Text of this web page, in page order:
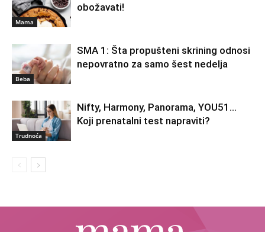
Mama
obožavati!
Beba
SMA 1: Šta propušteni skrining odnosi
nepovratno za samo šest nedelja
Trudnoća
Nifty, Harmony, Panorama, YOU51…
Koji prenatalni test napraviti?